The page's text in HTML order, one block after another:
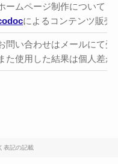
ームページ制作について
によるコンテンツ販売
問い合わせはメールにて
た使用した結果は個人差
表記の記載